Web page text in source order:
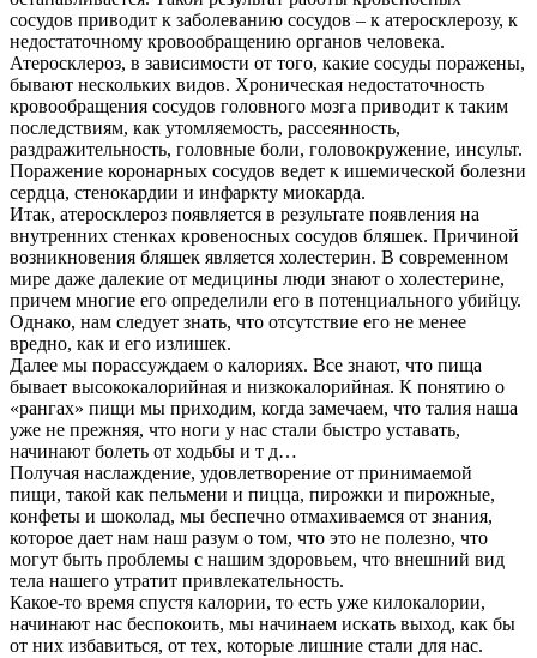
сосудов приводит к заболеванию сосудов – к атеросклерозу, к
недостаточному кровообращению органов человека.
Атеросклероз, в зависимости от того, какие сосуды поражены,
бывают нескольких видов. Хроническая недостаточность
кровообращения сосудов головного мозга приводит к таким
последствиям, как утомляемость, рассеянность,
раздражительность, головные боли, головокружение, инсульт.
Поражение коронарных сосудов ведет к ишемической болезни
сердца, стенокардии и инфаркту миокарда.
Итак, атеросклероз появляется в результате появления на
внутренних стенках кровеносных сосудов бляшек. Причиной
возникновения бляшек является холестерин. В современном
мире даже далекие от медицины люди знают о холестерине,
причем многие его определили его в потенциального убийцу.
Однако, нам следует знать, что отсутствие его не менее
вредно, как и его излишек.
Далее мы порассуждаем о калориях. Все знают, что пища
бывает высококалорийная и низкокалорийная. К понятию о
«рангах» пищи мы приходим, когда замечаем, что талия наша
уже не прежняя, что ноги у нас стали быстро уставать,
начинают болеть от ходьбы и т д…
Получая наслаждение, удовлетворение от принимаемой
пищи, такой как пельмени и пицца, пирожки и пирожные,
конфеты и шоколад, мы беспечно отмахиваемся от знания,
которое дает нам наш разум о том, что это не полезно, что
могут быть проблемы с нашим здоровьем, что внешний вид
тела нашего утратит привлекательность.
Какое-то время спустя калории, то есть уже килокалории,
начинают нас беспокоить, мы начинаем искать выход, как бы
от них избавиться, от тех, которые лишние стали для нас.